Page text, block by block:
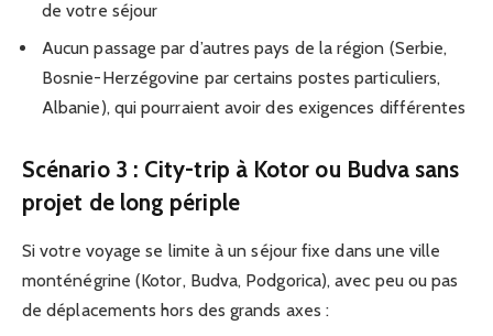
de votre séjour
Aucun passage par d’autres pays de la région (Serbie,
Bosnie-Herzégovine par certains postes particuliers,
Albanie), qui pourraient avoir des exigences différentes
Scénario 3 : City-trip à Kotor ou Budva sans
projet de long périple
Si votre voyage se limite à un séjour fixe dans une ville
monténégrine (Kotor, Budva, Podgorica), avec peu ou pas
de déplacements hors des grands axes :